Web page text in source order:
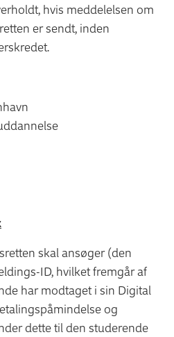
hvis meddelelsen om
er sendt, inden
skal ansøger (den
ID, hvilket fremgår af
har modtaget i sin Digital
og
dette til den studerende